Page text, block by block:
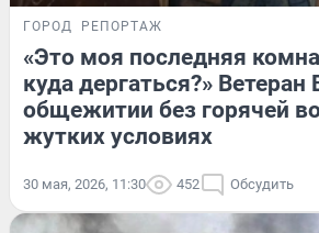
ГОРОД РЕПОРТАЖ
«Это моя последняя
куда дергаться?»
общежитии без горячей
жутких условиях
30 мая, 2026, 11:30 452 Обсудить